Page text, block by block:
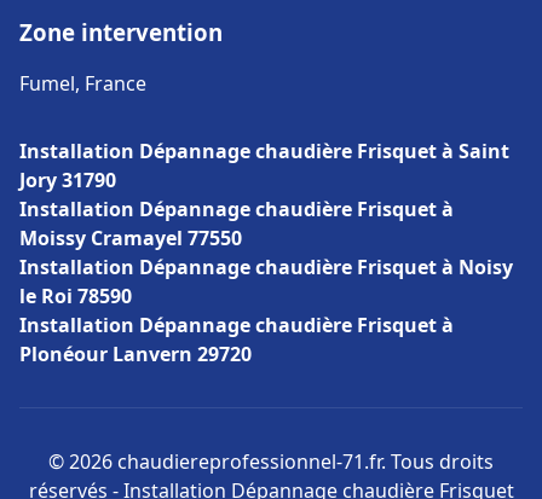
Zone intervention
Fumel, France
Installation Dépannage chaudière Frisquet à Saint
Jory 31790
Installation Dépannage chaudière Frisquet à
Moissy Cramayel 77550
Installation Dépannage chaudière Frisquet à Noisy
le Roi 78590
Installation Dépannage chaudière Frisquet à
Plonéour Lanvern 29720
© 2026 chaudiereprofessionnel-71.fr. Tous droits
réservés - Installation Dépannage chaudière Frisquet